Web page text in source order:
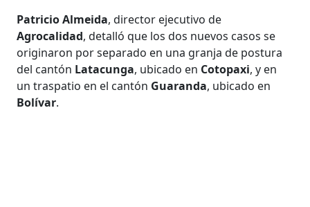
Patricio Almeida, director ejecutivo de
Agrocalidad, detalló que los dos nuevos casos se
originaron por separado en una granja de postura
del cantón Latacunga, ubicado en Cotopaxi, y en
un traspatio en el cantón Guaranda, ubicado en
Bolívar.